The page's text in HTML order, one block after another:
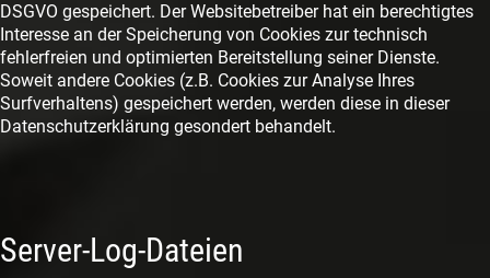
DSGVO gespeichert. Der Websitebetreiber hat ein berechtigtes
Interesse an der Speicherung von Cookies zur technisch
fehlerfreien und optimierten Bereitstellung seiner Dienste.
Soweit andere Cookies (z.B. Cookies zur Analyse Ihres
Surfverhaltens) gespeichert werden, werden diese in dieser
Datenschutzerklärung gesondert behandelt.
Server-Log-Dateien